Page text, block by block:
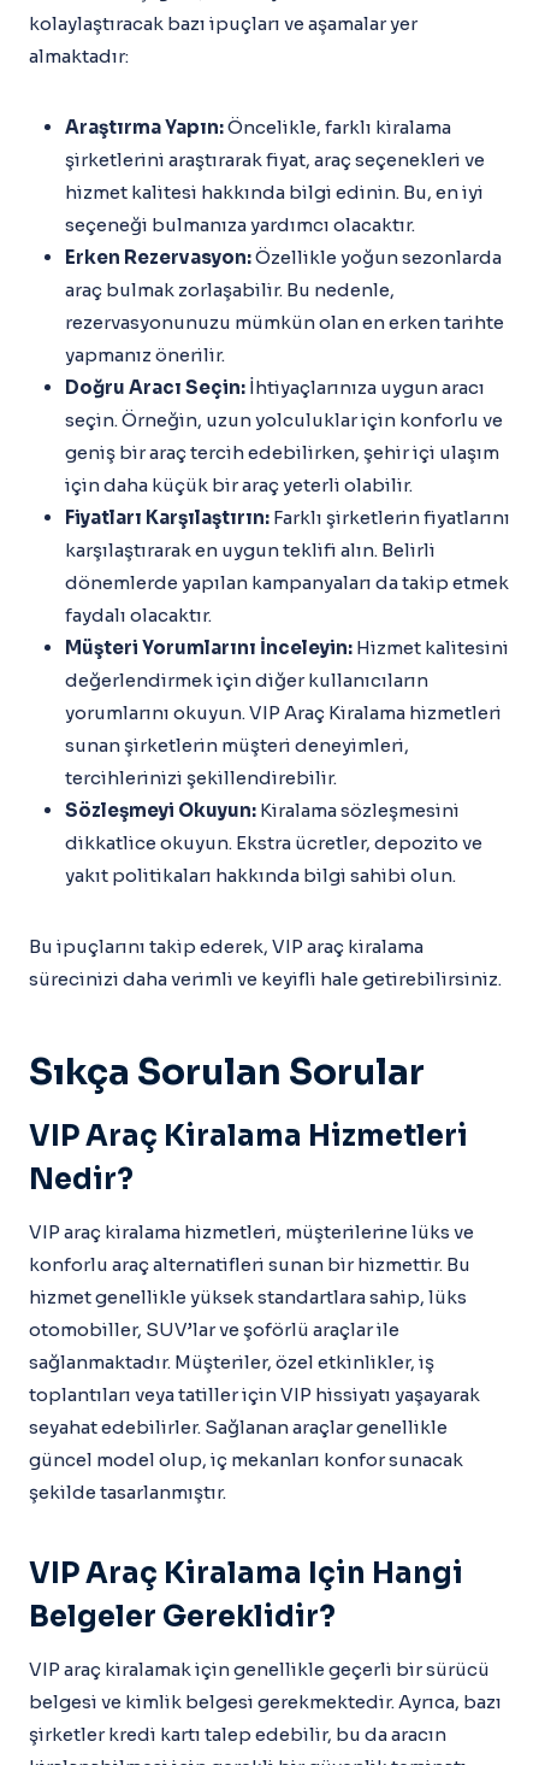
kolaylaştıracak bazı ipuçları ve aşamalar yer
almaktadır:
Araştırma Yapın:Öncelikle, farklı kiralama
şirketlerini araştırarak fiyat, araç seçenekleri ve
hizmet kalitesi hakkında bilgi edinin. Bu, en iyi
seçeneği bulmanıza yardımcı olacaktır.
Erken Rezervasyon:Özellikle yoğun sezonlarda
araç bulmak zorlaşabilir. Bu nedenle,
rezervasyonunuzu mümkün olan en erken tarihte
yapmanız önerilir.
Doğru Aracı Seçin: İhtiyaçlarınıza uygun aracı
seçin. Örneğin, uzun yolculuklar için konforlu ve
geniş bir araç tercih edebilirken, şehir içi ulaşım
için daha küçük bir araç yeterli olabilir.
Fiyatları Karşılaştırın: Farklı şirketlerin fiyatlarını
karşılaştırarak en uygun teklifi alın. Belirli
dönemlerde yapılan kampanyaları da takip etmek
faydalı olacaktır.
Müşteri Yorumlarını İnceleyin: Hizmet kalitesini
değerlendirmek için diğer kullanıcıların
yorumlarını okuyun. VIP Araç Kiralama hizmetleri
sunan şirketlerin müşteri deneyimleri,
tercihlerinizi şekillendirebilir.
Sözleşmeyi Okuyun: Kiralama sözleşmesini
dikkatlice okuyun. Ekstra ücretler, depozito ve
yakıt politikaları hakkında bilgi sahibi olun.
Bu ipuçlarını takip ederek, VIP araç kiralama
sürecinizi daha verimli ve keyifli hale getirebilirsiniz.
Sıkça Sorulan Sorular
VIP Araç Kiralama Hizmetleri
Nedir?
VIP araç kiralama hizmetleri, müşterilerine lüks ve
konforlu araç alternatifleri sunan bir hizmettir. Bu
hizmet genellikle yüksek standartlara sahip, lüks
otomobiller, SUV’lar ve şoförlü araçlar ile
sağlanmaktadır. Müşteriler, özel etkinlikler, iş
toplantıları veya tatiller için VIP hissiyatı yaşayarak
seyahat edebilirler. Sağlanan araçlar genellikle
güncel model olup, iç mekanları konfor sunacak
şekilde tasarlanmıştır.
VIP Araç Kiralama Için Hangi
Belgeler Gereklidir?
VIP araç kiralamak için genellikle geçerli bir sürücü
belgesi ve kimlik belgesi gerekmektedir. Ayrıca, bazı
şirketler kredi kartı talep edebilir, bu da aracın